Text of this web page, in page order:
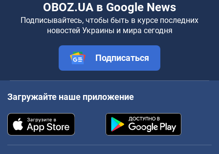
OBOZ.UA в Google News
Подписывайтесь, чтобы быть в курсе последних
новостей Украины и мира сегодня
Подписаться
Загружайте наше приложение